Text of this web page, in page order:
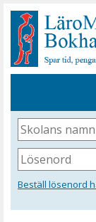
Gå
sidinnehåll
Skolans
namn
Lösenord
Beställ lösenord